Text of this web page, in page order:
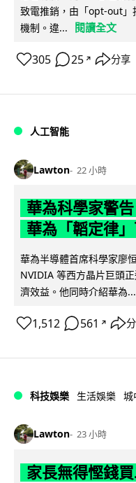
致電推銷，由「opt-out
機制。違...
閱讀全文
305 25 ↗ 分享
人工智能
Lawton 22 小時
華為科學家警
華為「韜定律
華為半導體首席科學家廖
NVIDIA 等西方晶片巨頭
濟效益。他同時介紹華為...
1,512 561 ↗
科技娛樂 生活娛樂 城
Lawton 23 小時
家長無得慳錢